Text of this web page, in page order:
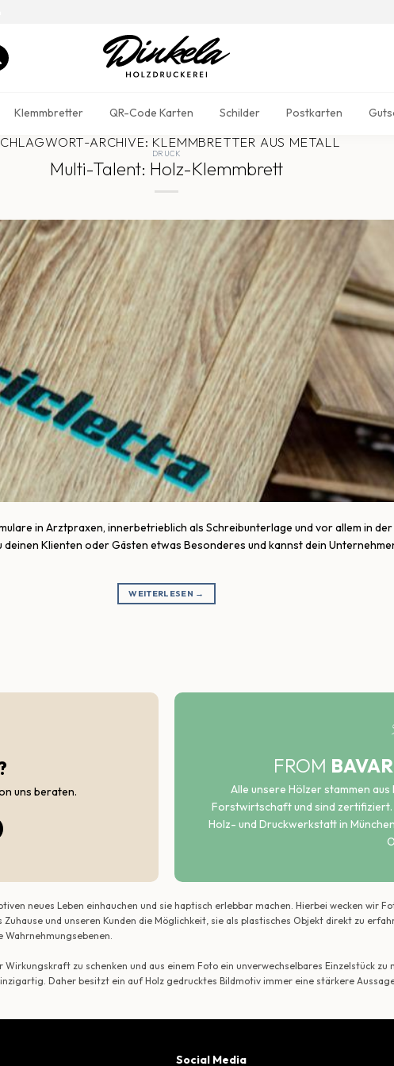
Klemmbretter QR-Code Karten Schilder Postkarten
ARCHIVE: KLEMMBRETTER AUS METALL
DRUCK
Multi-Talent: Holz-Klemmbrett
in Arztpraxen, innerbetrieblich als Schreibunterlage und vor allem in
Klienten oder Gästen etwas Besonderes und kannst dein
WEITERLESEN →
uns beraten.
FROM
Alle unsere Hölzer stammen
Forstwirtschaft und sind
Holz- und Druckwerkstatt in
neues Leben einhauchen und sie haptisch erlebbar machen. Hierbei wecken wir
und unseren Kunden die Möglichkeit, sie als plastisches Objekt direkt zu
zu schenken und aus einem Foto ein unverwechselbares Einzelstück zu
Daher besitzt ein auf Holz gedrucktes Bildmotiv immer eine stärkere
Social Media